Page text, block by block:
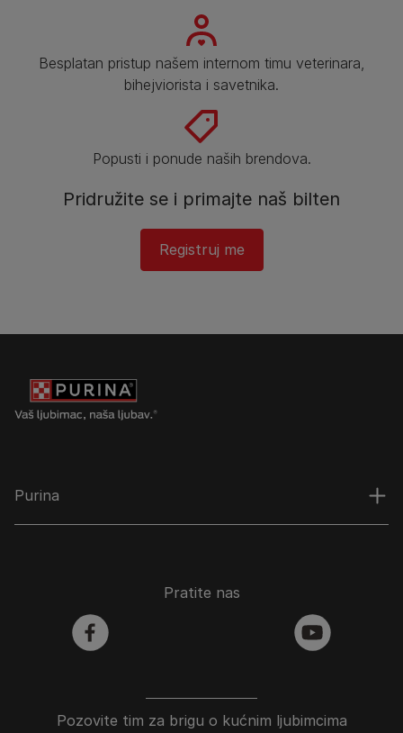
Besplatan pristup našem internom timu veterinara,
bihejviorista i savetnika.
Popusti i ponude naših brendova.
Pridružite se i primajte naš bilten
Registruj me​
Purina
Pozovite tim za brigu o kućnim ljubimcima
Pratite nas
facebook youtube